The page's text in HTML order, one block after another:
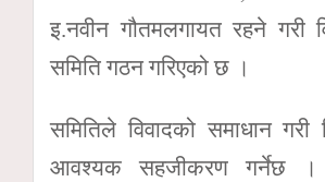
इ.नवीन गौतमलगायत रहने गरी
समिति गठन गरिएको छ ।
समितिले विवादको समाधान गरी
आवश्यक सहजीकरण गर्नेछ